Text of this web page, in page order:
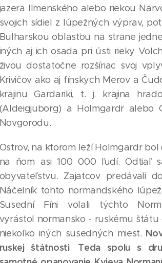
jazera Ilmenského alebo riekou
svojich sídiel z lúpežných výprav,
Bulharskou oblasťou na strane
iných aj ich osada pri ústi rieky
živou dostatočne rozšíriac svoj
Krivičov ako aj fínskych Merov a
krajinu Gardariki, t. j. krajina
(Aldeigjuborg) a Holmgardr alebo
Novgorodu.
Ostrov, na ktorom leží Holmgardr
na ňom asi 100 000 ľudí. Odtiaľ
obyvateľstvu. Zajatcov predávali
Náčelník tohto normandského
Susední Fíni volali týchto
vyrástol normansko - ruskému štátu
niekoľko iných susedných miest.
ruskej štátnosti. Teda spolu s